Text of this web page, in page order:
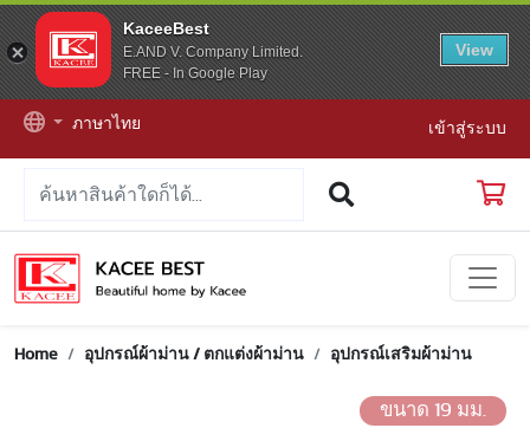
KaceeBest
E.AND V. Company Limited.
FREE - In Google Play
View
ภาษาไทย เข้าสู่ระบบ
Home อุปกรณ์ผ้าม่าน / ตกแต่งผ้าม่าน อุปกรณ์เสริมผ้าม่าน
ขนาด 19 มม.